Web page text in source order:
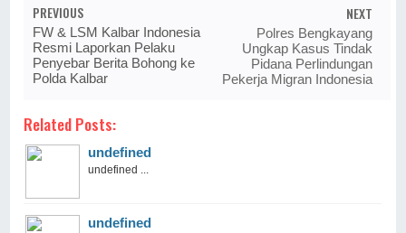
PREVIOUS
FW & LSM Kalbar Indonesia
Resmi Laporkan Pelaku
Penyebar Berita Bohong ke
Polda Kalbar
NEXT
Polres Bengkayang
Ungkap Kasus Tindak
Pidana Perlindungan
Pekerja Migran Indonesia
Related Posts:
undefined
undefined ...
undefined